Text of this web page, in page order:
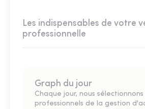
Les indispensables de votre
professionnelle
Graph du jour
Chaque jour, nous sélectionnons
professionnels de la gestion